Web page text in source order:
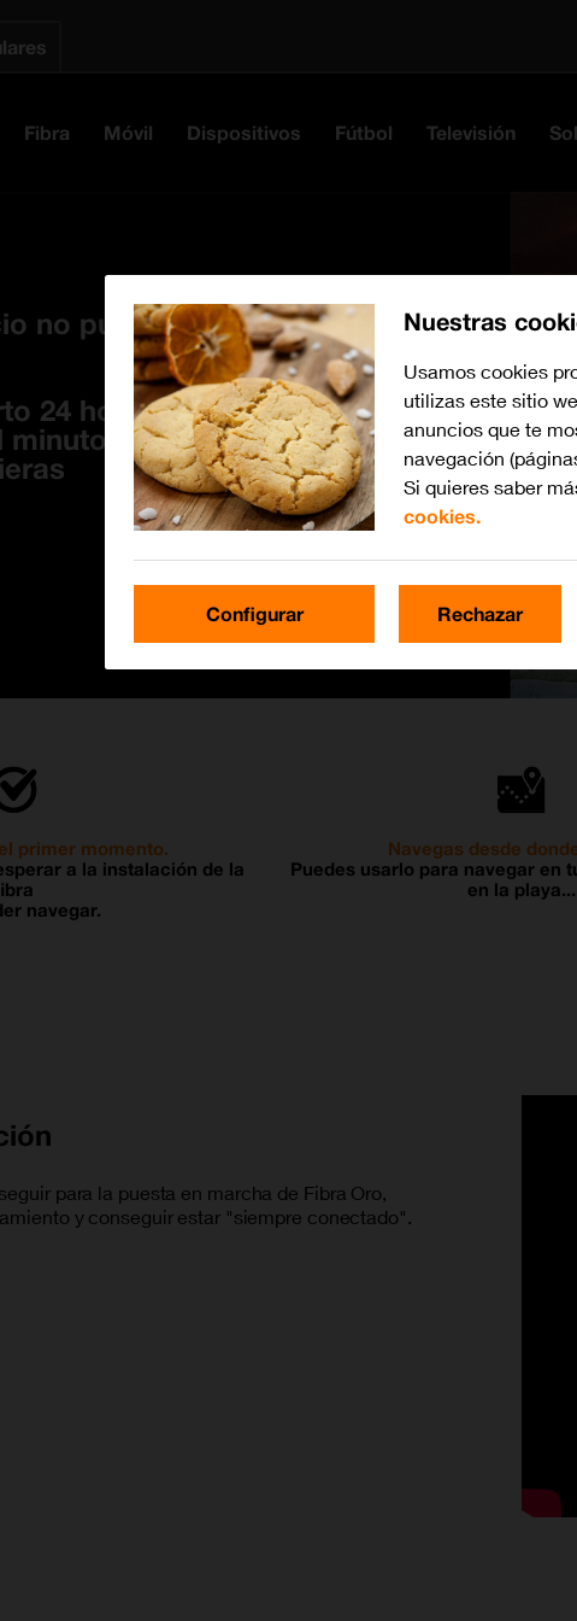
Fibra Móvil Dispositivos Fútbol Televisión
no puede
24 horas.
minuto 0 y
primer momento.
a la instalación de la
navegar.
Navegas desde
Puedes usarlo para navegar en
en la playa...
para la puesta en marcha de Fibra Oro,
y conseguir estar "siempre conectado".
Nuestras
Usamos cookies
utilizas este sitio
anuncios que te
navegación
Si quieres saber
cookies.
Configurar Rechazar